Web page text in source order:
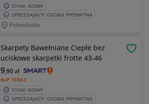
STAN: NOWY
SPRZEDAJĄCY: OSOBA PRYWATNA
Pobiedziska
Skarpety Bawełniane Ciepłe bez
uciskowe skarpetki frotte 43-46
KUP TERAZ
9,90zł
STAN: NOWY
SPRZEDAJĄCY: OSOBA PRYWATNA